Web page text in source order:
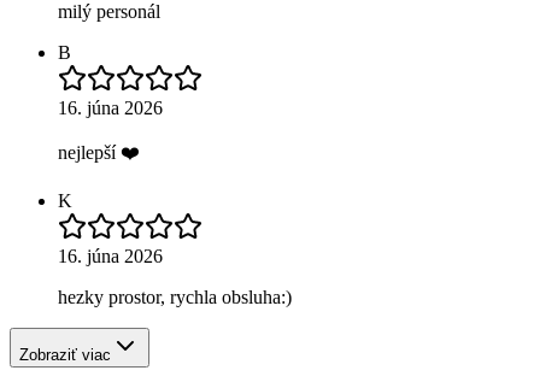
milý personál
B
16. júna 2026
nejlepší ❤️
K
16. júna 2026
hezky prostor, rychla obsluha:)
Zobraziť viac